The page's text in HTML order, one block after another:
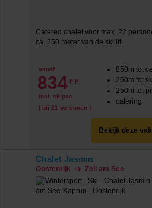
Catered chalet voor max. 22
ca. 250 meter van de skilift!
vanaf
834 p.p.
incl. skipas
( bij 21 personen )
850m tot
250m tot
250m tot
catering
Bekijk deze
Chalet Jasmin
Oostenrijk Zell am See